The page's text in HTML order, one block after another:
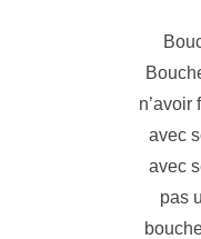
n’avoir
avec
avec
pas